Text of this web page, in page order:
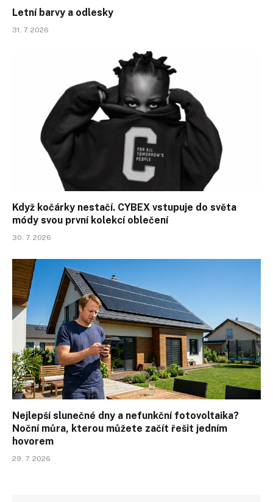
Letní barvy a odlesky
31. 7. 2026
Když kočárky nestačí. CYBEX vstupuje do světa
módy svou první kolekcí oblečení
30. 7. 2026
Nejlepší slunečné dny a nefunkční fotovoltaika?
Noční můra, kterou můžete začít řešit jedním
hovorem
29. 7. 2026